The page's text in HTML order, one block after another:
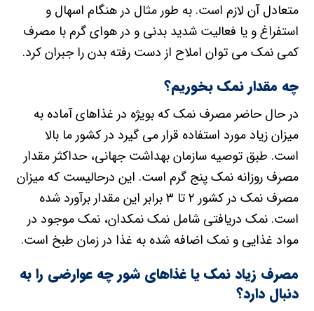
متعادل آن لازم است. به طور مثال در هنگام اسهال و
استفراغ و یا فعالیت شدید بدنی و در هوای گرم با مصرف
کمی نمک می توان املاح از دست رفته بدن را جبران کرد.
چه مقدار نمک بخوریم؟
در حال حاضر مصرف نمک که بویژه در غذاهای آماده به
میزان زیاد مورد استفاده قرار می گیرد در کشور ما بالا
است. طبق توصیه سازمان بهداشت جهانی، حداکثر مقدار
مصرف روزانه نمک پنج گرم است. این درحالیست که میزان
مصرف نمک در کشور ۲ تا ۳ برابر این مقدار برآورد شده
است. نمک دریافتی شامل نمک نمکدان، نمک موجود در
مواد غذایی و نمک اضافه شده به غذا در زمان طبخ است.
مصرف زیاد نمک یا غذاهای شور چه عوارضی را به
دنبال دارد؟